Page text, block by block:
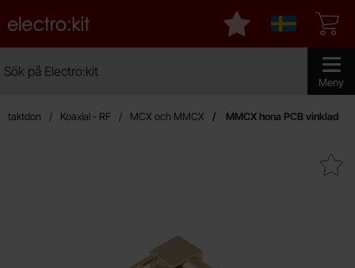
Meny
Startsidan för Electro:kit
Sverige
Mina favoriter
Koaxial - RF MCX och MMCX MMCX hona PCB vinklad
Makera mMCX hona